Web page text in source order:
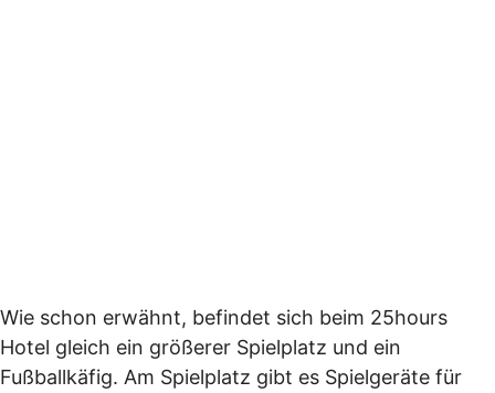
Wie schon erwähnt, befindet sich beim 25hours
Hotel gleich ein größerer Spielplatz und ein
Fußballkäfig. Am Spielplatz gibt es Spielgeräte für